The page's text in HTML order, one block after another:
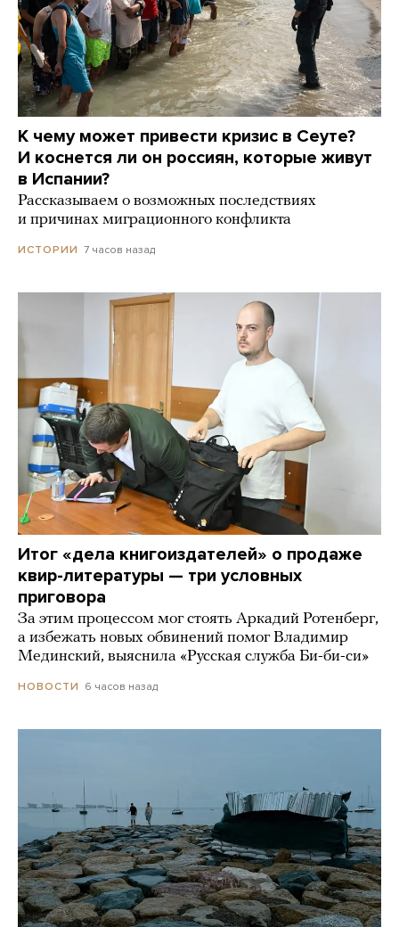
К чему может привести кризис в Сеуте?
И коснется ли он россиян, которые живут
в Испании?
Рассказываем о возможных последствиях
и причинах миграционного конфликта
ИСТОРИИ 7 часов назад
Итог «дела книгоиздателей» о продаже
квир-литературы — три условных
приговора
За этим процессом мог стоять Аркадий Ротенберг,
а избежать новых обвинений помог Владимир
Мединский, выяснила «Русская служба Би-би-си»
НОВОСТИ 6 часов назад